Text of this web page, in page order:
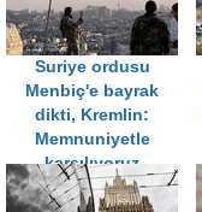
Suriye ordusu
Menbiç'e bayrak
dikti, Kremlin:
Memnuniyetle
karşılıyoruz